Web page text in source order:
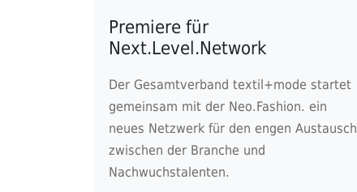
Premiere für
Next.Level.Network
Der Gesamtverband textil+mode startet
gemeinsam mit der Neo.Fashion. ein
neues Netzwerk für den engen Austausch
zwischen der Branche und
Nachwuchstalenten.